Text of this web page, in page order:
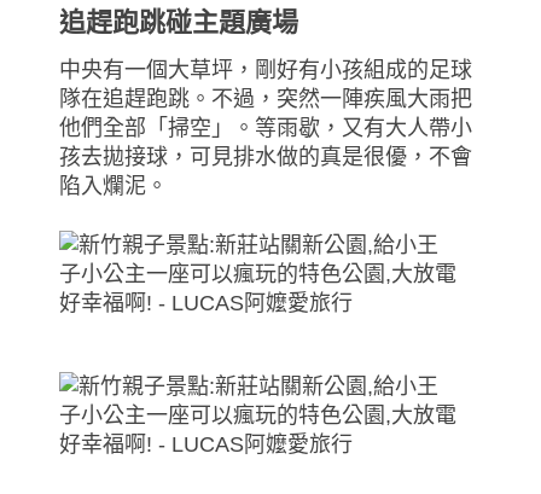
追趕跑跳碰主題廣場
中央有一個大草坪，剛好有小孩組成的足球
隊在追趕跑跳。不過，突然一陣疾風大雨把
他們全部「掃空」。等雨歇，又有大人帶小
孩去拋接球，可見排水做的真是很優，不會
陷入爛泥。